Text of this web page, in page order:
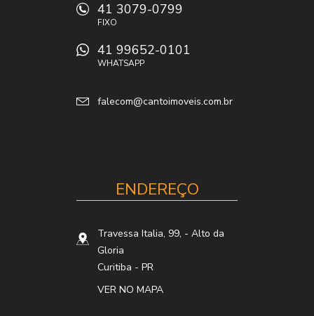
41 3079-0799
FIXO
41 99652-0101
WHATSAPP
falecom@cantoimoveis.com.br
ENDEREÇO
Travessa Italia, 99, - Alto da
Gloria
Curitiba - PR
VER NO MAPA